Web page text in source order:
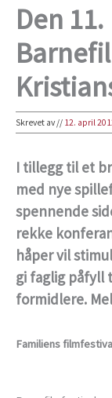
Den 11.
Skrevet av// 12. april
I tillegg til et
med nye
spennende
rekke
håper vil
gi faglig påfyll
formidlere.
Familiens